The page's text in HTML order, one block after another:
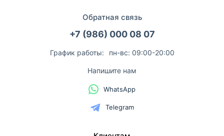
Обратная связь
+7 (986) 000 08 07
График работы: пн-вс: 09:00-20:00
Напишите нам
WhatsApp
Telegram